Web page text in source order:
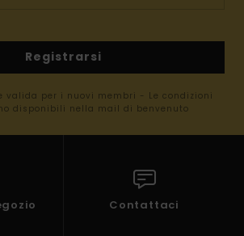
Registrarsi
valida per i nuovi membri - Le condizioni
disponibili nella mail di benvenuto
Contattaci